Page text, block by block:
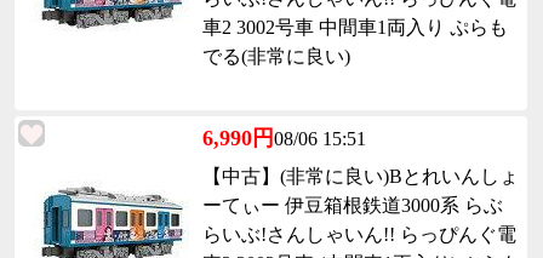
車2 3002号車 中間車1両入り ぷらも
でる(非常に良い)
6,990円08/06 15:51
【中古】(非常に良い)Bとれいんしょ
ーてぃー 伊豆箱根鉄道3000系 らぶ
らいぶ!さんしゃいん!! らっぴんぐ電